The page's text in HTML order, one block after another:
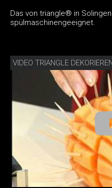
Das von triangle® in
spülmaschinengeeignet.
VIDEO TRIANGLE